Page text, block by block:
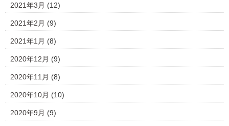
2021年3月 (12)
2021年2月 (9)
2021年1月 (8)
2020年12月 (9)
2020年11月 (8)
2020年10月 (10)
2020年9月 (9)